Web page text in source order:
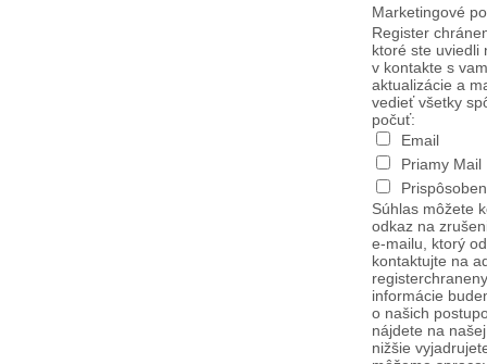
Marketingové
Register
ktoré ste uviedli
v kontakte s
aktualizácie a
vedieť všetky
počuť:
Email
Priamy Mail
Súhlas môžete
odkaz na
e-mailu, ktorý
kontaktujte na
informácie
o našich
nájdete na
nižšie